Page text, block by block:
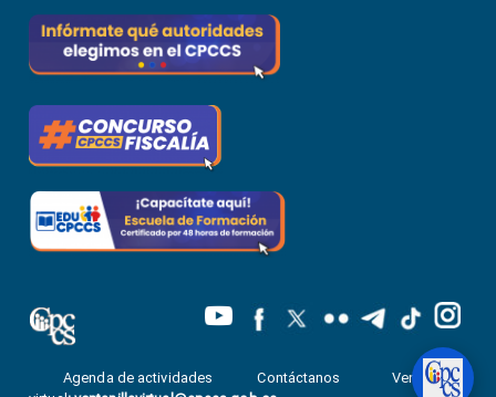
Agenda de actividades Contáctanos
Ventanilla